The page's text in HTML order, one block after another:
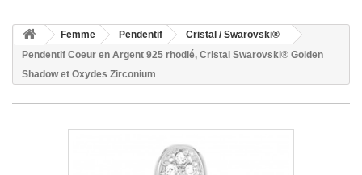
Femme Pendentif
Cristal / Swarovski®
Pendentif Coeur en Argent 925 rhodié, Cristal Swarovski® Golden
Shadow et Oxydes Zirconium